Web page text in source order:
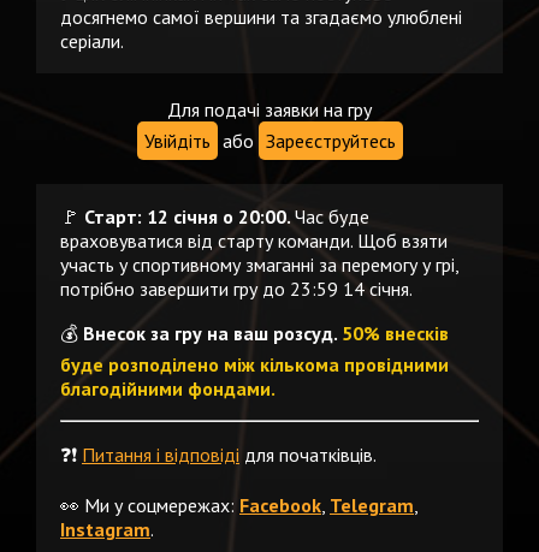
досягнемо самої вершини та згадаємо улюблені
серіали.
Для подачі заявки на гру
Увійдіть або Зареєструйтесь
🚩 Старт: 12 січня о 20:00.Час буде
враховуватися від старту команди. Щоб взяти
участь у спортивному змаганні за перемогу у грі,
потрібно завершити гру до 23:59 14 січня.
💰 Внесок за гру на ваш розсуд. 50% внесків
буде розподілено між кількома провідними
благодійними фондами.
❓❗️ Питання і відповіді для початківців.
👀 Ми у соцмережах: Facebook, Telegram,
Instagram.